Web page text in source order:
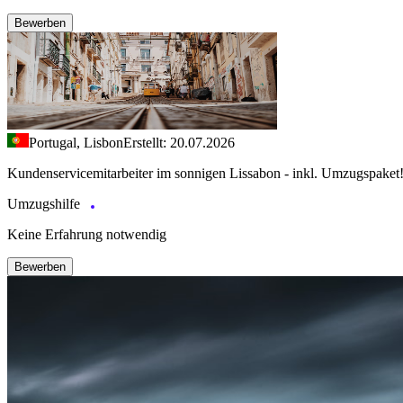
Bewerben
Portugal, LisbonErstellt: 20.07.2026
Kundenservicemitarbeiter im sonnigen Lissabon - inkl. Umzugspaket!
Umzugshilfe
Keine Erfahrung notwendig
Bewerben